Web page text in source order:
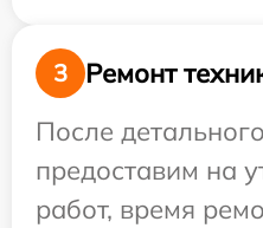
3
Ремонт
После
предоставим на
работ, время